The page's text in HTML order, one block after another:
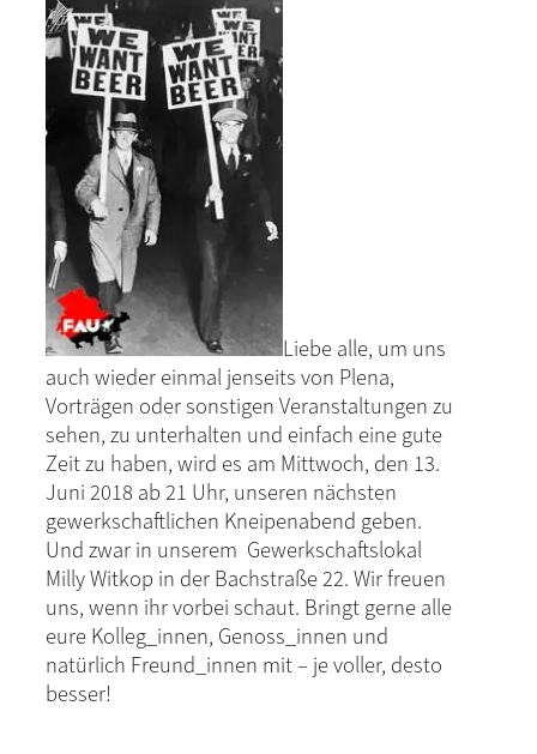
Liebe alle, um uns
auch wieder einmal jenseits von Plena,
Vorträgen oder sonstigen Veranstaltungen zu
sehen, zu unterhalten und einfach eine gute
Zeit zu haben, wird es am Mittwoch, den 13.
Juni 2018 ab 21 Uhr, unseren nächsten
gewerkschaftlichen Kneipenabend geben.
Und zwar in unserem Gewerkschaftslokal
Milly Witkop in der Bachstraße 22. Wir freuen
uns, wenn ihr vorbei schaut. Bringt gerne alle
eure Kolle­g_in­nen, Genoss_innen und
natürlich Freund_innen mit – je voller, desto
besser!